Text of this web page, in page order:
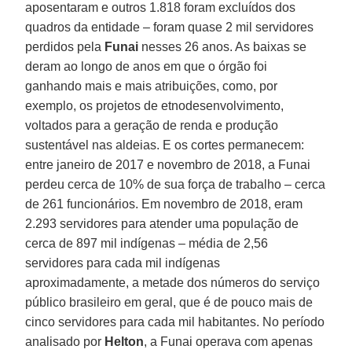
aposentaram e outros 1.818 foram excluídos dos
quadros da entidade – foram quase 2 mil servidores
perdidos pela Funai nesses 26 anos. As baixas se
deram ao longo de anos em que o órgão foi
ganhando mais e mais atribuições, como, por
exemplo, os projetos de etnodesenvolvimento,
voltados para a geração de renda e produção
sustentável nas aldeias. E os cortes permanecem:
entre janeiro de 2017 e novembro de 2018, a Funai
perdeu cerca de 10% de sua força de trabalho – cerca
de 261 funcionários. Em novembro de 2018, eram
2.293 servidores para atender uma população de
cerca de 897 mil indígenas – média de 2,56
servidores para cada mil indígenas
aproximadamente, a metade dos números do serviço
público brasileiro em geral, que é de pouco mais de
cinco servidores para cada mil habitantes. No período
analisado por Helton, a Funai operava com apenas